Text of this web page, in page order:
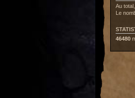
Au
Le
46480